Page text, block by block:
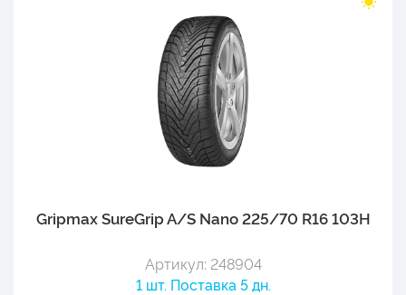
Gripmax SureGrip A/S Nano 225/70 R16 103H
Артикул: 248904
1 шт. Поставка 5 дн.